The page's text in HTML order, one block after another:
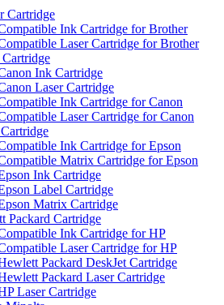
Cartridge
Ink Cartridge for Brother
Laser Cartridge for Brother
Ink Cartridge
Laser Cartridge
Ink Cartridge for Canon
Laser Cartridge for Canon
Ink Cartridge for Epson
Matrix Cartridge for Epson
Ink Cartridge
Label Cartridge
Matrix Cartridge
Packard Cartridge
Ink Cartridge for HP
Laser Cartridge for HP
Packard DeskJet Cartridge
Packard Laser Cartridge
Laser Cartridge